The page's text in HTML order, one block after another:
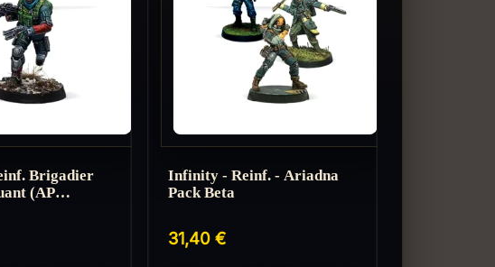
Brigadier
(AP
Infinity - Reinf. - Ariadna
Pack Beta
31,40 €